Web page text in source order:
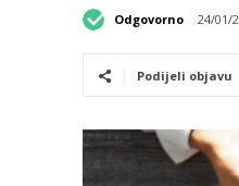
Odgovorno 24/01/
Podijeli objavu